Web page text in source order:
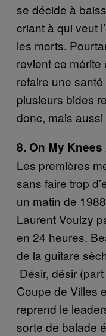
se décide à
criant à qui veut
les morts.
revient ce
refaire une
plusieurs bides
donc, mais aussi
8. On My
Les premières
sans faire trop
un matin de
Laurent Voulzy
en 24 heures.
de la guitare
Désir, désir
Coupe de Villes
reprend le
sorte de balade